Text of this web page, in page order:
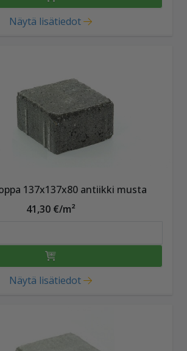
Näytä lisätiedot
137x137x80 antiikki musta
41,30 €/m²
Näytä lisätiedot